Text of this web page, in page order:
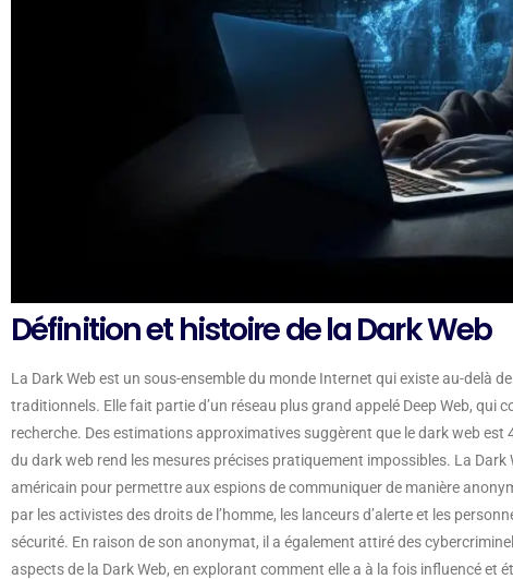
Définition et histoire de la Dark Web
La Dark Web est un sous-ensemble du monde Internet qui existe au-delà
traditionnels. Elle fait partie d’un réseau plus grand appelé Deep Web, qui
recherche. Des estimations approximatives suggèrent que le dark web
du dark web rend les mesures précises pratiquement impossibles. La
américain pour permettre aux espions de communiquer de manière
par les activistes des droits de l’homme, les lanceurs d’alerte et les
sécurité. En raison de son anonymat, il a également attiré des
aspects de la Dark Web, en explorant comment elle a à la fois influencé et